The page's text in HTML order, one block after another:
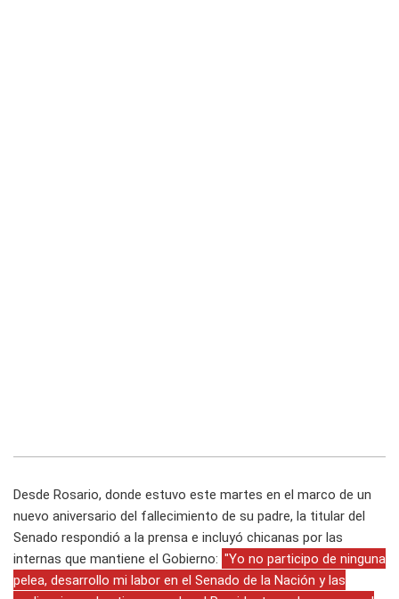
Desde Rosario, donde estuvo este martes en el marco de un
nuevo aniversario del fallecimiento de su padre, la titular del
Senado respondió a la prensa e incluyó chicanas por las
internas que mantiene el Gobierno: "Yo no participo de ninguna
pelea, desarrollo mi labor en el Senado de la Nación y las